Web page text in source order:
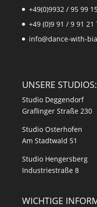
+49(0)9932 / 95 99
+49 (0)9 91 / 9 91 21
info@dance-with-
UNSERE STUDIOS:
Studio Deggendorf
Graflinger Straße 230
Studio Osterhofen
Am Stadtwald 51
Studio Hengersberg
Industriestraße 8
WICHTIGE